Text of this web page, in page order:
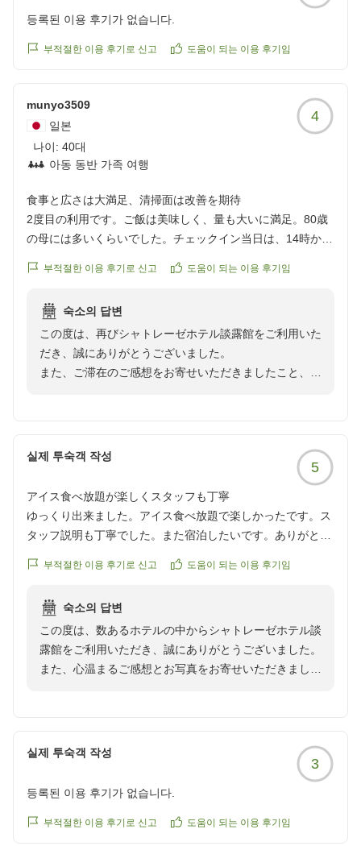
く存じます。また、ご朝食につきましても、小鉢料理を
ございます。
な思いをお掛けしましたことを深くお詫び申し上げま
す。客室内の埃や洗面排水からの臭いにより、本来快適
にお過ごしいただくべき空間をご提供できず、誠に申し
訳ございませんでした。いただいたご指摘は清掃・設備
す。
また、館内の混雑につきましても、貴重なご意見をお寄
せいただき、ありがとうございます。いただいたお声を
くりに努めてまいります。
今後も皆様に心地よくお寛ぎいただけるホテルを目指
し、サービスの向上と施設の維持・改善に努めてまいり
ます。また機会がございましたら、ぜひ当館をご利用い
うございました。
등록된 이용 후기가 없습니다.
부적절한 이용 후기로 신고 도움이 되는 이용 후기임
munyo3509
일본
나이: 40대
아동 동반 가족 여행
4
食事と広さは大満足、清掃面は改善を期待
2度目の利用です。ご飯は美味しく、量も大いに満足。80歳
の母には多いくらいでした。チェックイン当日は、14時から
トレーゼのアイスもたくさんの種類から食べ放題。食べるこ
温泉も熱くていいお湯ですが、何せ狭い。フロントに電話を
して順番待ちをします。
お部屋は4人で泊まれるように予約しましたら、4人にはとて
も贅沢な大部屋でした。広さには大満足。壁紙のヨレや、布
いました。応接間のガラスのテーブルも手跡のような汚れが
施設が古いことは仕方がないと思えますが、掃除などはもう
少し頑張っていただけるとより快適だったのになぁと少し残
念な気持ちです。
ですが、その他、立地やスタッフさんの対応などはとても良
お世話になりました。
クチコミの詳細はこちらから
부적절한 이용 후기로 신고 도움이 되는 이용 후기임
숙소의 답변
この度は、再びシャトレーゼホテル談露館をご利用いた
だき、誠にありがとうございました。
また、ご滞在のご感想をお寄せいただきましたこと、心
戴し、誠にありがとうございます。
ご夕食ではボリュームも含めてお楽しみいただき、ご家
族皆様で和やかなお食事のひとときをお過ごしいただけ
たご様子を、大変嬉しく拝見いたしました。
限定の「YATSUDOKI」ウェルカムスイーツサービス
ても、ご満喫いただけたとのこと、何よりでございま
当館ならではのケーキセットやアイスが、ご滞在中の涼
やかで心弾むひとときを彩るおもてなしとなりましたな
ご家族皆様でゆったりとお寛ぎいただき、思い思いの時
間をお過ごしいただけましたなら何よりでございます。
一方で、お部屋の清掃につきましては、清掃・点検が行
실제 투숙객 작성
5
アイス食べ放題が楽しくスタッフも丁寧
ゆっくり出来ました。アイス食べ放題で楽しかったです。ス
タッフ説明も丁寧でした。また宿泊したいです。ありがとう
クチコミの詳細はこちらから
reviewId=33123478422329
부적절한 이용 후기로 신고 도움이 되는 이용 후기임
숙소의 답변
この度は、数あるホテルの中からシャトレーゼホテル談
露館をご利用いただき、誠にありがとうございました。
また、心温まるご感想とお写真をお寄せいただきました
大変嬉しく存じます。
また、当館の大きな魅力のひとつである、8時から22時
サービスを「楽しかった」とご満喫いただけたご様子
실제 투숙객 작성
3
등록된 이용 후기가 없습니다.
부적절한 이용 후기로 신고 도움이 되는 이용 후기임